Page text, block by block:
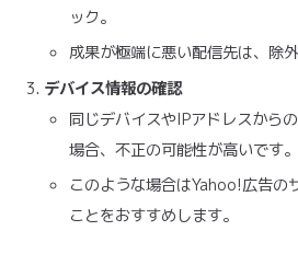
ック。
成果が極端に悪い配信先は、除
デバイス情報の確認
同じデバイスやIPアドレスから
場合、不正の可能性が高いです。
このような場合はYahoo!広告の
ことをおすすめします。